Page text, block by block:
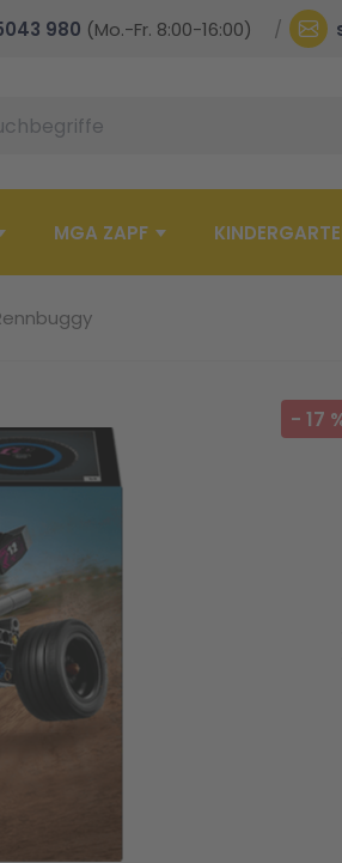
980 (Mo.-Fr. 8:00-16:00)
MGA ZAPF
- 17